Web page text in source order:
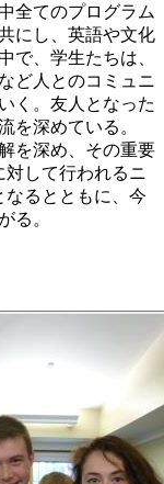
全てのプログラム
にし、英語や文化
で、学生たちは、
ど人とのコミュニ
く。友人となった
を深めている。
を深め、その重要
して行われるニ
なるとともに、今
る。